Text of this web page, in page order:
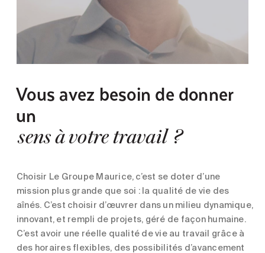
Vous avez besoin de donner
un
sens à votre travail ?
Choisir Le Groupe Maurice, c’est se doter d’une
mission plus grande que soi : la qualité de vie des
aînés. C’est choisir d’œuvrer dans un milieu dynamique,
innovant, et rempli de projets, géré de façon humaine.
C’est avoir une réelle qualité de vie au travail grâce à
des horaires flexibles, des possibilités d’avancement